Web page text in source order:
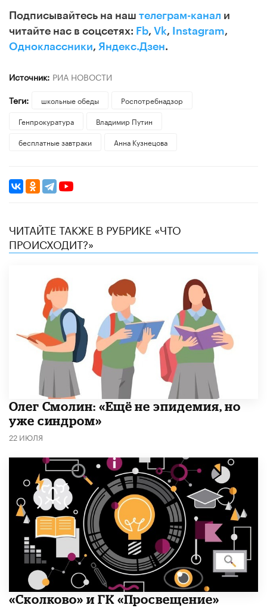
Подписывайтесь на наш телеграм-канал и
читайте нас в соцсетях: Fb, Vk, Instagram,
Одноклассники, Яндекс.Дзен.
Источник: РИА НОВОСТИ
Теги:
школьные обеды
Роспотребнадзор
Генпрокуратура
Владимир Путин
бесплатные завтраки
Анна Кузнецова
ЧИТАЙТЕ ТАКЖЕ В РУБРИКЕ «ЧТО
ПРОИСХОДИТ?»
​Олег Смолин: «Ещё не эпидемия, но
уже синдром»
22 ИЮЛЯ
«Сколково» и ГК «Просвещение»